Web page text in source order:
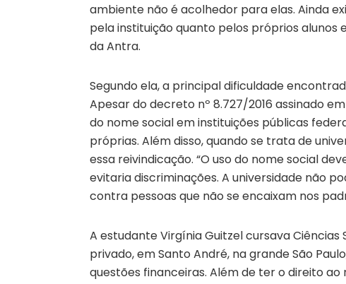
ambiente não é acolhedor para elas. Ainda
pela instituição quanto pelos próprios alunos
da Antra.
Segundo ela, a principal dificuldade
Apesar do decreto nº 8.727/2016 assinado
do nome social em instituições públicas
próprias. Além disso, quando se trata de
essa reivindicação. “O uso do nome social
evitaria discriminações. A universidade não
contra pessoas que não se encaixam nos
A estudante Virgínia Guitzel cursava
privado, em Santo André, na grande São
questões financeiras. Além de ter o direito